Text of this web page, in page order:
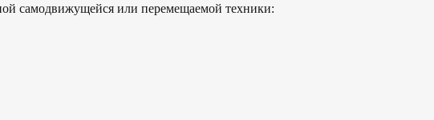
самодвижущейся или перемещаемой техники: